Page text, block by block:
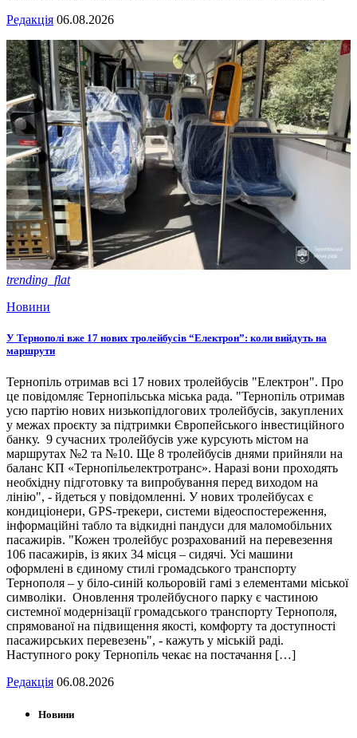
Редакція 06.08.2026
trending_flat
Новини
У Тернополі вже 17 нових тролейбусів “Електрон”: коли вийдуть на
маршрути
Тернопіль отримав всі 17 нових тролейбусів "Електрон". Про
це повідомляє Тернопільська міська рада. "Тернопіль отримав
усю партію нових низькопідлогових тролейбусів, закуплених
у межах проєкту за підтримки Європейського інвестиційного
банку. 9 сучасних тролейбусів уже курсують містом на
маршрутах №2 та №10. Ще 8 тролейбусів днями прийняли на
баланс КП «Тернопільелектротранс». Наразі вони проходять
необхідну підготовку та випробування перед виходом на
лінію", - йдеться у повідомленні. У нових тролейбусах є
кондиціонери, GPS-трекери, системи відеоспостереження,
інформаційні табло та відкидні пандуси для маломобільних
пасажирів. "Кожен тролейбус розрахований на перевезення
106 пасажирів, із яких 34 місця – сидячі. Усі машини
оформлені в єдиному стилі громадського транспорту
Тернополя – у біло-синій кольоровій гамі з елементами міської
символіки. Оновлення тролейбусного парку є частиною
системної модернізації громадського транспорту Тернополя,
спрямованої на підвищення якості, комфорту та доступності
пасажирських перевезень", - кажуть у міській раді.
Наступного року Тернопіль чекає на постачання […]
Редакція 06.08.2026
Новини